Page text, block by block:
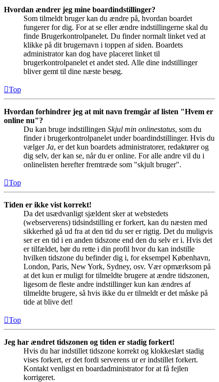
Hvordan ændrer jeg mine boardindstillinger?
Som tilmeldt bruger kan du ændre på, hvordan boardet
fungerer for dig. For at se eller ændre indstillingerne skal du
finde Brugerkontrolpanelet. Du finder normalt linket ved at
klikke på dit brugernavn i toppen af siden. Boardets
administrator kan dog have placeret linket til
brugerkontrolpanelet et andet sted. Alle dine indstillinger
bliver gemt til dine næste besøg.
Top
Hvordan forhindrer jeg at mit navn fremgår af listen "Hvem er
online nu"?
Du kan bruge indstillingen Skjul min onlinestatus, som du
finder i brugerkontrolpanelet under boardindstillinger. Hvis du
vælgerJa, er det kun boardets administratorer, redaktører og
dig selv, der kan se, når du er online. For alle andre vil du i
onlinelisten herefter fremtræde som "skjult bruger".
Top
Tiden er ikke vist korrekt!
Da det usædvanligt sjældent sker at webstedets
(webserverens) tidsindstilling er forkert, kan du næsten med
sikkerhed gå ud fra at den tid du ser er rigtig. Det du muligvis
ser er en tid i en anden tidszone end den du selv er i. Hvis det
er tilfældet, bør du rette i din profil hvor du kan indstille
hvilken tidszone du befinder dig i, for eksempel København,
London, Paris, New York, Sydney, osv. Vær opmærksom på
at det kun er muligt for tilmeldte brugere at ændre tidszonen,
ligesom de fleste andre indstillinger kun kan ændres af
tilmeldte brugere, så hvis ikke du er tilmeldt er det måske på
tide at blive det!
Top
Jeg har ændret tidszonen og tiden er stadig forkert!
Hvis du har indstillet tidszone korrekt og klokkeslæt stadig
vises forkert, er det fordi serverens ur er indstillet forkert.
Kontakt venligst en boardadministrator for at få fejlen
korrigeret.